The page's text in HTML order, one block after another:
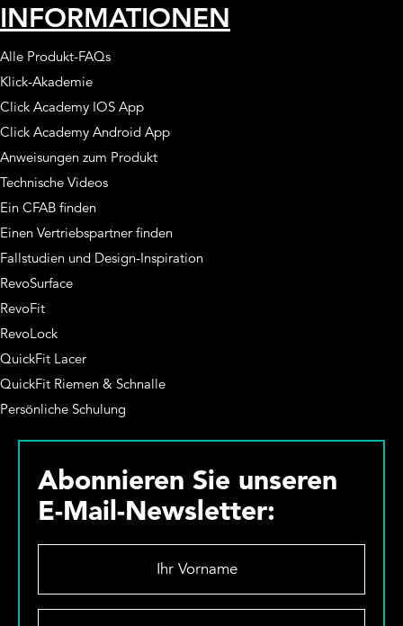
INFORMATIONEN
Alle Produkt-FAQs
Klick-Akademie
Click Academy IOS App
Click Academy Android App
Anweisungen zum Produkt
Technische Videos
Ein CFAB finden
Einen Vertriebspartner finden
Fallstudien und Design-Inspiration
RevoSurface
RevoFit
RevoLock
QuickFit Lacer
QuickFit Riemen & Schnalle
Persönliche Schulung
Abonnieren Sie unseren
E-Mail-Newsletter:
r
V